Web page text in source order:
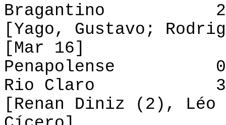
Bragantino 2-1
[Yago, Gustavo;
[Mar 16]
Penapolense 0-
Rio Claro 3-3
[Renan Diniz (2),